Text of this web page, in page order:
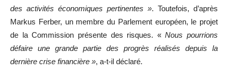
des activités économiques pertinentes ». Toutefois, d’après
Markus Ferber, un membre du Parlement européen, le projet
de la Commission présente des risques. «Nous pourrions
défaire une grande partie des progrès réalisés depuis la
dernière crise financière », a-t-il déclaré.